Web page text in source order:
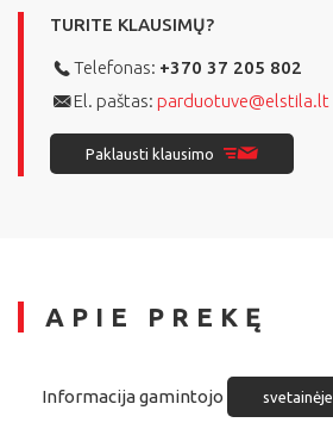
TURITE KLAUSIMŲ?
Telefonas: +370 37 205 802
El. paštas: parduotuve@elstila.lt
Paklausti klausimo
APIE PREKĘ
Informacija gamintojo svetainėje